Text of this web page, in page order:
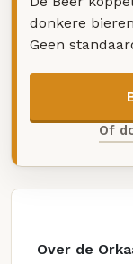
donkere
Geen
Of
Over de